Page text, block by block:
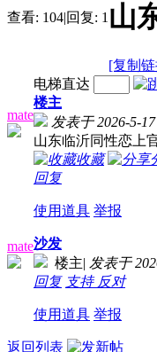
查看: 104|回复: 1 山
[复制
mate
电梯直达
楼主
发表于 2026-5-
山东临沂同性恋上
收藏
回复
使用道具 举报
mate沙发
楼主| 发表于
回复 支持 反对
使用道具 举报
返回列表